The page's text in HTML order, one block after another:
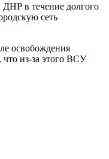
в течение долгого
сеть
освобождения
из-за этого ВСУ